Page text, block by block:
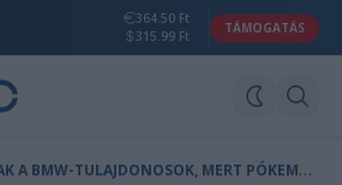
364.50 Ft
315.99 Ft
TÁMOGATÁS
F
ELHÁBORODTAK A BMW-TULAJDONOSOK, MERT PÓKEMBER-REKLÁM JELENT MEG AZ AUTÓIK FEDÉLZETI KÉPERNYŐJÉN